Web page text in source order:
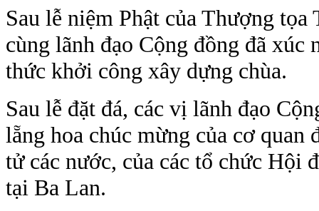
Sau lễ niệm Phật của Thượng
cùng lãnh đạo Cộng đồng đã
thức khởi công xây dựng chùa.
Sau lễ đặt đá, các vị lãnh đạo
lẵng hoa chúc mừng của cơ
tử các nước, của các tổ chức Hội
tại Ba Lan.